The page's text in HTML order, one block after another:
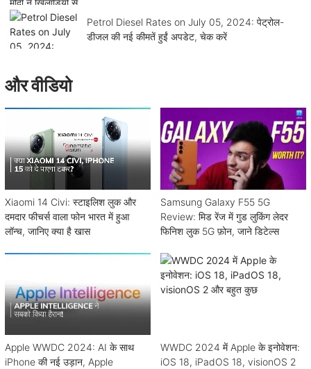
Petrol Diesel Rates on July 05, 2024: पेट्रोल-
डीजल की नई कीमतें हुईं अपडेट, चेक करें
और वीडियो
Xiaomi 14 Civi: स्टाइलिश लुक और
दमदार फीचर्स वाला फोन भारत में हुआ
लॉन्च, जानिए क्या है खास
Samsung Galaxy F55 5G
Review: मिड रेंज में गुड लुकिंग लेदर
फिनिश लुक 5G फ़ोन, जाने डिटेल्स
Apple WWDC 2024: AI के साथ
iPhone की नई उड़ान, Apple
WWDC 2024 में Apple के इनोवेशन:
iOS 18, iPadOS 18, visionOS 2